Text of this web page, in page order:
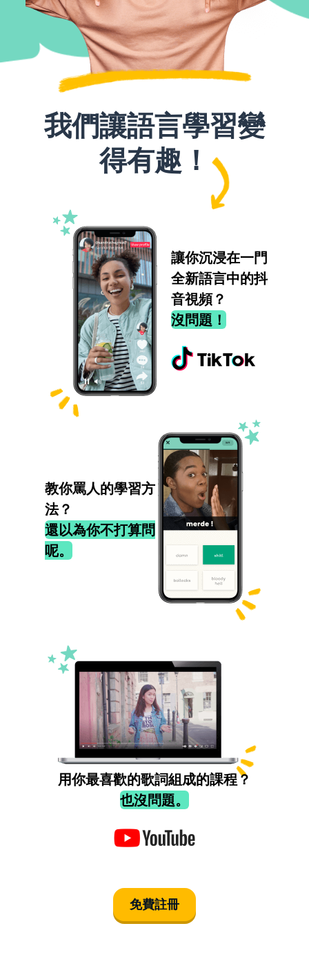
我們讓語言學習變
得有趣！
讓你沉浸在一門
全新語言中的抖
音視頻？
沒問題！
教你罵人的學習方
法？
還以為你不打算問
呢。
用你最喜歡的歌詞組成的課程？
也沒問題。
免費註冊